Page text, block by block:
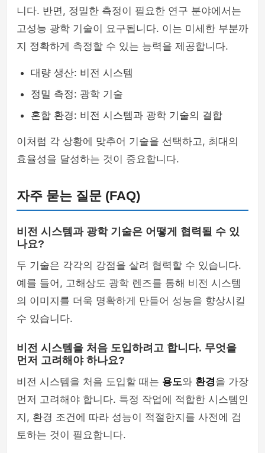
니다. 반면, 정밀한 측정이 필요한 연구 분야에서는
고성능 광학 기술이 요구됩니다. 이는 미세한 부분까
지 정확하게 측정할 수 있는 능력을 제공합니다.
대량 생산: 비전 시스템
정밀 측정: 광학 기술
혼합 환경: 비전 시스템과 광학 기술의 결합
이처럼 각 상황에 맞추어 기술을 선택하고, 최대의
효율성을 달성하는 것이 중요합니다.
자주 묻는 질문 (FAQ)
비전 시스템과 광학 기술은 어떻게 협력될 수 있
나요?
두 기술은 각각의 강점을 살려 협력할 수 있습니다.
예를 들어, 고해상도 광학 렌즈를 통해 비전 시스템
의 이미지를 더욱 명확하게 만들어 성능을 향상시킬
수 있습니다.
비전 시스템을 처음 도입하려고 합니다. 무엇을
먼저 고려해야 하나요?
비전 시스템을 처음 도입할 때는 용도와 환경을 가장
먼저 고려해야 합니다. 특정 작업에 적합한 시스템인
지, 환경 조건에 따라 성능이 적절한지를 사전에 검
토하는 것이 필요합니다.